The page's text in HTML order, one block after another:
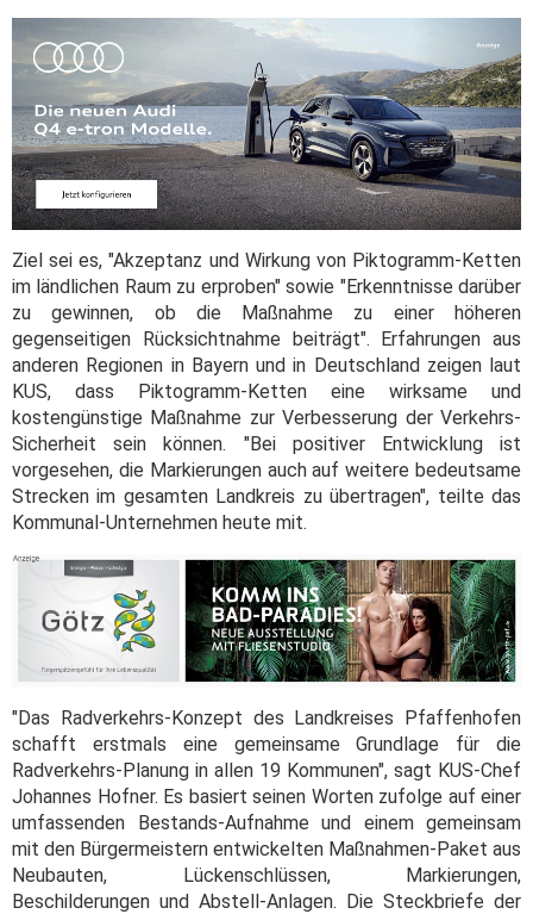
Ziel sei es, "Akzeptanz und Wirkung von Piktogramm-Ketten
im ländlichen Raum zu erproben" sowie "Erkenntnisse darüber
zu gewinnen, ob die Maßnahme zu einer höheren
gegenseitigen Rücksichtnahme beiträgt". Erfahrungen aus
anderen Regionen in Bayern und in Deutschland zeigen laut
KUS, dass Piktogramm-Ketten eine wirksame und
kostengünstige Maßnahme zur Verbesserung der Verkehrs-
Sicherheit sein können. "Bei positiver Entwicklung ist
vorgesehen, die Markierungen auch auf weitere bedeutsame
Strecken im gesamten Landkreis zu übertragen", teilte das
Kommunal-Unternehmen heute mit.
"Das Radverkehrs-Konzept des Landkreises Pfaffenhofen
schafft erstmals eine gemeinsame Grundlage für die
Radverkehrs-Planung in allen 19 Kommunen", sagt KUS-Chef
Johannes Hofner. Es basiert seinen Worten zufolge auf einer
umfassenden Bestands-Aufnahme und einem gemeinsam
mit den Bürgermeistern entwickelten Maßnahmen-Paket aus
Neubauten, Lückenschlüssen, Markierungen,
Beschilderungen und Abstell-Anlagen. Die Steckbriefe der